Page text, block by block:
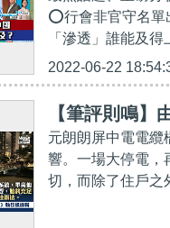
⭕行會非官守名
「滲透」誰能及
2022-06-22
【筆評則鳴】
元朗朗屏中電電纜
響。一場大停電，
切，而除了住戶之